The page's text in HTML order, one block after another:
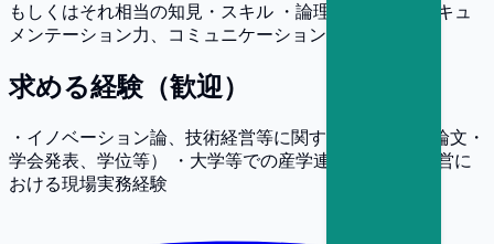
もしくはそれ相当の知見・スキル ・論理的思考力、ドキュ
メンテーション力、コミュニケーション力
求める経験（歓迎）
・イノベーション論、技術経営等に関する研究実績（論文・
学会発表、学位等） ・大学等での産学連携の支援・運営に
おける現場実務経験